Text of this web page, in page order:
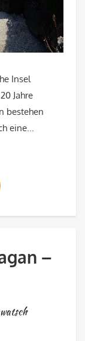
Insel
Jahre
bestehen
eine...
–